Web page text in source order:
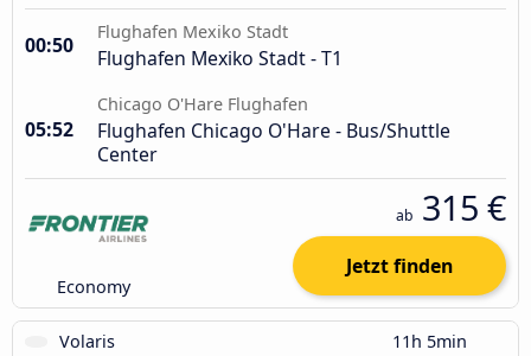
00:50
Flughafen Mexiko Stadt
Flughafen Mexiko Stadt - T1
05:52
Chicago O'Hare Flughafen
Flughafen Chicago O'Hare - Bus/Shuttle
Center
Economy
ab 315 €
Jetzt finden
Volaris 11h 5min